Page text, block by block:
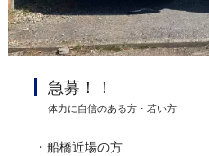
急募！！
体力に自信のある方・若い方
・船橋近場の方